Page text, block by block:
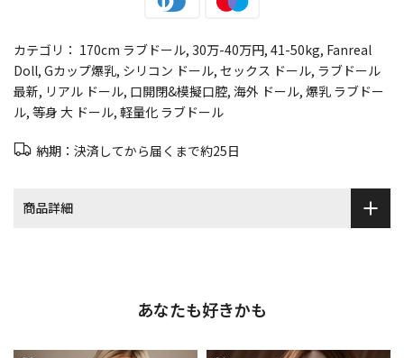
カテゴリ： 170cm ラブドール 30万-40万円 41-50kg Fanreal
Doll Gカップ爆乳 シリコン ドール セックス ドール ラブドール
最新 リアル ドール 口開閉&模擬口腔 海外 ドール 爆乳 ラブドー
ル 等身 大 ドール 軽量化 ラブドール
納期：決済してから届くまで約25日
商品詳細
あなたも好きかも